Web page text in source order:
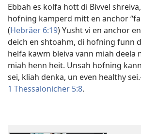
Ebbah es kolfa hott di Bivvel
hofning kamperd mitt en anchor “fa
(Hebräer 6:19) Yusht vi en anchor
deich en shtoahm, di hofning funn
helfa kawm bleiva vann miah deela
miah henn heit. Unsah hofning
sei, kliah denka, un even healthy
1 Thessalonicher 5:8.